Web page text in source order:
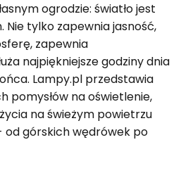
ogrodzie: światło jest
tylko zapewnia jasność,
zapewnia
najpiękniejsze godziny dnia
Lampy.pl przedstawia
pomysłów na oświetlenie,
na świeżym powietrzu
górskich wędrówek po